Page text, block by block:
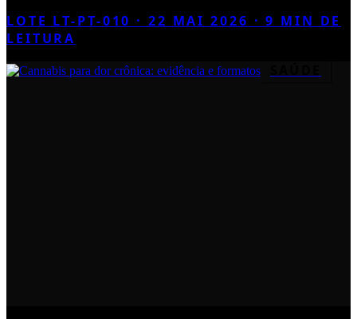
LOTE LT-PT-010 · 22 MAI 2026 ·9 MIN DE
LEITURA